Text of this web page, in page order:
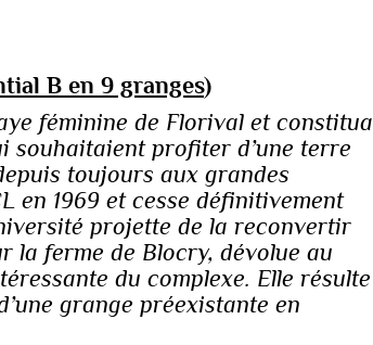
B en 9 granges)
féminine de Florival et constitua
souhaitaient profiter d’une terre
toujours aux grandes
en 1969 et cesse définitivement
projette de la reconvertir
la ferme de Blocry, dévolue au
du complexe. Elle résulte
grange préexistante en